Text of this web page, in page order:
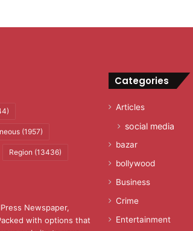
(1957)
Region (13436)
Newspaper,
with options that
Categories
Articles
social media
bazar
bollywood
Business
Crime
Entertainment